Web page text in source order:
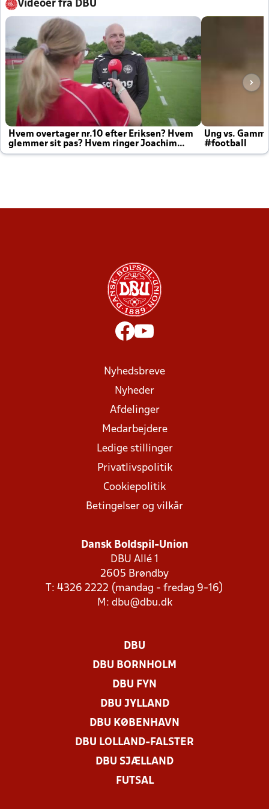
Videoer fra DBU
Hvem overtager nr.10 efter Eriksen? Hvem
glemmer sit pas? Hvem ringer Joachim
altid til efter kampe?
Ung vs.
#football
Nyhedsbreve
Nyheder
Afdelinger
Medarbejdere
Ledige stillinger
Privatlivspolitik
Cookiepolitik
Betingelser og vilkår
Dansk Boldspil-Union
DBU Allé 1
2605 Brøndby
T: 4326 2222 (mandag - fredag 9-16)
M: dbu@dbu.dk
DBU
DBU BORNHOLM
DBU FYN
DBU JYLLAND
DBU KØBENHAVN
DBU LOLLAND-FALSTER
DBU SJÆLLAND
FUTSAL